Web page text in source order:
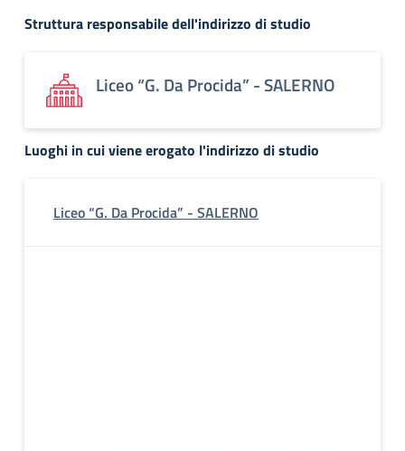
Struttura responsabile dell'indirizzo di studio
Liceo “G. Da Procida” - SALERNO
Luoghi in cui viene erogato l'indirizzo di studio
Liceo “G. Da Procida” - SALERNO